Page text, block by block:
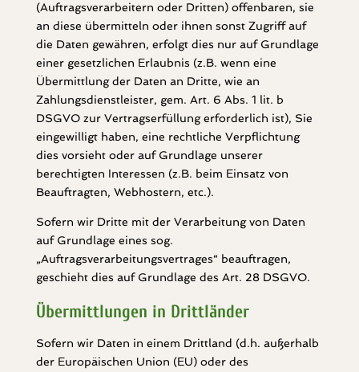
(Auftragsverarbeitern oder Dritten) offenbaren, sie
an diese übermitteln oder ihnen sonst Zugriff auf
die Daten gewähren, erfolgt dies nur auf Grundlage
einer gesetzlichen Erlaubnis (z.B. wenn eine
Übermittlung der Daten an Dritte, wie an
Zahlungsdienstleister, gem. Art. 6 Abs. 1 lit. b
DSGVO zur Vertragserfüllung erforderlich ist), Sie
eingewilligt haben, eine rechtliche Verpflichtung
dies vorsieht oder auf Grundlage unserer
berechtigten Interessen (z.B. beim Einsatz von
Beauftragten, Webhostern, etc.).
Sofern wir Dritte mit der Verarbeitung von Daten
auf Grundlage eines sog.
„Auftragsverarbeitungsvertrages“ beauftragen,
geschieht dies auf Grundlage des Art. 28 DSGVO.
Übermittlungen in Drittländer
Sofern wir Daten in einem Drittland (d.h. außerhalb
der Europäischen Union (EU) oder des